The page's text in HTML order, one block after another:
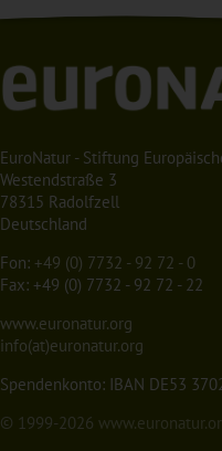
EuroNatur - Stiftung
Westendstraße 3
78315 Radolfzell
Deutschland
Fon: +49 (0) 7732 - 92 72 - 0
Fax: +49 (0) 7732 - 92 72 - 22
www.euronatur.org
info(at)euronatur.org
Spendenkonto: IBAN DE53
© 1999-2026